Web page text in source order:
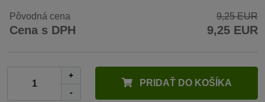
Pôvodná cena 9,25 EUR
Cena s DPH 9,25 EUR
+
-
PRIDAŤ DO KOŠÍKA